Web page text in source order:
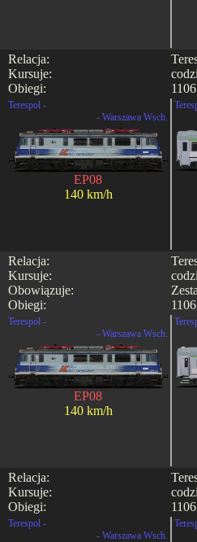
Relacja:
Kursuje:
Obiegi:
Terespol -
- Warszawa Wsch.
EP08
140 km/h
Relacja:
Kursuje:
Obowiązuje:
Obiegi:
Terespol -
- Warszawa Wsch.
EP08
140 km/h
Relacja:
Kursuje:
Obiegi:
Terespol -
- Warszawa Wsch.